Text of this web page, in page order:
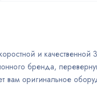
и
бренда,
вам оригинальное